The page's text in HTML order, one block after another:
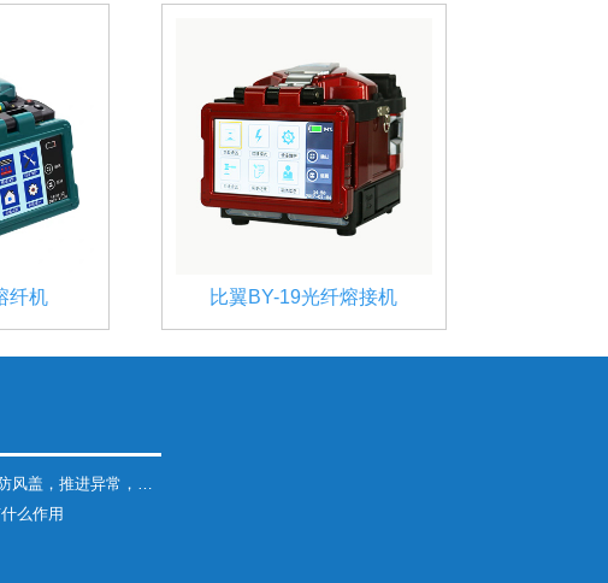
纤机 比翼BY-19光纤熔接机
进异常，处理办法！
么作用